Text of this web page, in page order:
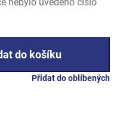
nebylo uvedeno číslo
do košíku
Přidat do oblíbených